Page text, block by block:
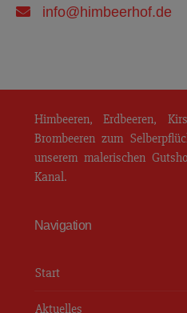
info@himbeerhof.de
Himbeeren, Erdbeeren,
Brombeeren zum
unserem malerischen
Kanal.
Navigation
Start
Aktuelles